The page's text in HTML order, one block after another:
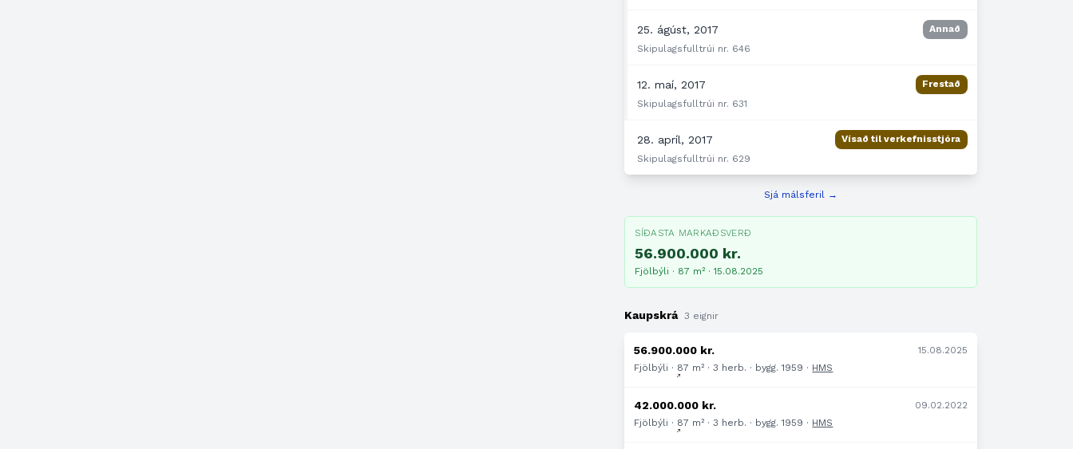
25. ágúst, 2017
Annað
Skipulagsfulltrúi nr. 646
12. maí, 2017
Frestað
Skipulagsfulltrúi nr. 631
28. apríl, 2017
Vísað til verkefnisstjóra
Skipulagsfulltrúi nr. 629
Sjá málsferil →
SÍÐASTA MARKAÐSVERÐ
56.900.000 kr.
Fjölbýli · 87 m² · 15.08.2025
Kaupskrá 3 eignir
56.900.000 kr.
15.08.2025
Fjölbýli · 87 m² · 3 herb. · bygg. 1959 · HMS
42.000.000 kr.
09.02.2022
Fjölbýli · 87 m² · 3 herb. · bygg. 1959 · HMS